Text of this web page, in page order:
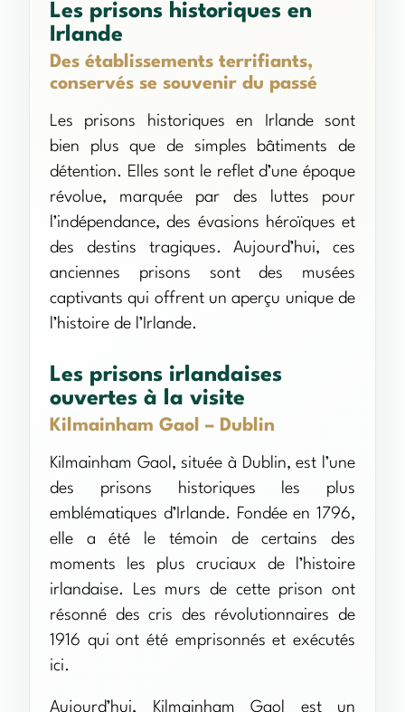
Les prisons historiques en
Irlande
Des établissements terrifiants,
conservés se souvenir du passé
Les prisons historiques en Irlande sont
bien plus que de simples bâtiments de
détention. Elles sont le reflet d’une époque
révolue, marquée par des luttes pour
l’indépendance, des évasions héroïques et
des destins tragiques. Aujourd’hui, ces
anciennes prisons sont des musées
captivants qui offrent un aperçu unique de
l’histoire de l’Irlande.
Les prisons irlandaises
ouvertes à la visite
Kilmainham Gaol – Dublin
Kilmainham Gaol, située à Dublin, est l’une
des prisons historiques les plus
emblématiques d’Irlande. Fondée en 1796,
elle a été le témoin de certains des
moments les plus cruciaux de l’histoire
irlandaise. Les murs de cette prison ont
résonné des cris des révolutionnaires de
1916 qui ont été emprisonnés et exécutés
ici.
Aujourd’hui, Kilmainham Gaol est un